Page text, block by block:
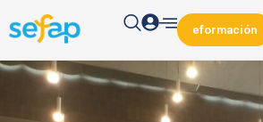
eformación